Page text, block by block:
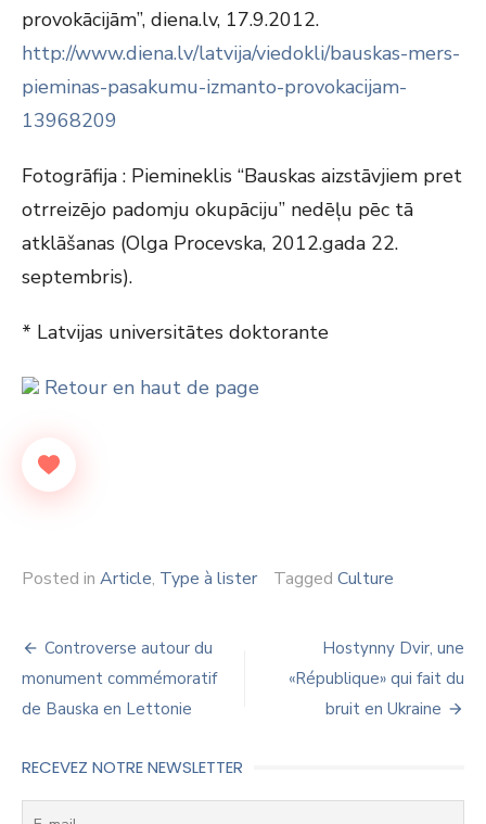
provokācijām”, diena.lv, 17.9.2012.
http://www.diena.lv/latvija/viedokli/bauskas-mers-
pieminas-pasakumu-izmanto-provokacijam-
13968209
Fotogrāfija : Piemineklis “Bauskas aizstāvjiem pret
otrreizējo padomju okupāciju” nedēļu pēc tā
atklāšanas (Olga Procevska, 2012.gada 22.
septembris).
* Latvijas universitātes doktorante
Retour en haut de page
Posted in Article, Type à lister Tagged Culture
Navigation
de
l’article
Controverse autour du
monument commémoratif
de Bauska en Lettonie
Hostynny Dvir, une
«République» qui fait du
bruit en Ukraine
RECEVEZ NOTRE NEWSLETTER